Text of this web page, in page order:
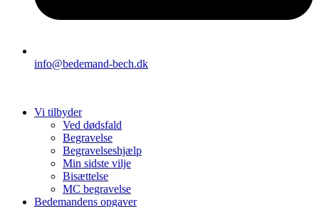
info@bedemand-bech.dk
Vi tilbyder
Ved dødsfald
Begravelse
Begravelseshjælp
Min sidste vilje
Bisættelse
MC begravelse
Bedemandens opgaver